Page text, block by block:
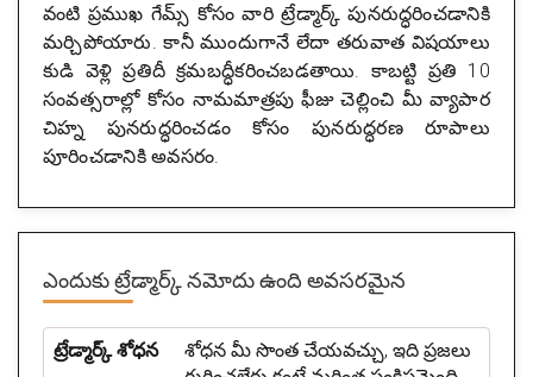
వంటి ప్రముఖ గేమ్స్ కోసం వారి ట్రేడ్మార్క్ పునరుద్ధరించడానికి
మర్చిపోయారు. కానీ ముందుగానే లేదా తరువాత విషయాలు
కుడి వెళ్లి ప్రతిదీ క్రమబద్ధీకరించబడతాయి. కాబట్టి ప్రతి 10
సంవత్సరాల్లో కోసం నామమాత్రపు ఫీజు చెల్లించి మీ వ్యాపార
చిహ్న పునరుద్ధరించడం కోసం పునరుద్ధరణ రూపాలు
పూరించడానికి అవసరం.
ఎందుకు ట్రేడ్మార్క్ నమోదు ఉంది అవసరమైన
ట్రేడ్మార్క్ శోధన
శోధన మీ సొంత చేయవచ్చు, ఇది ప్రజలు